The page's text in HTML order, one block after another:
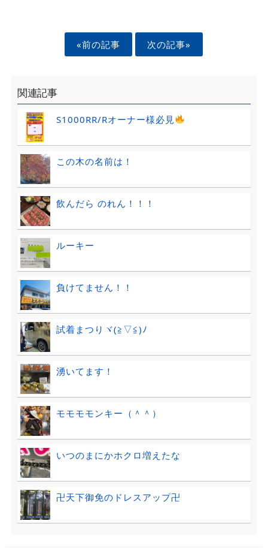
«前の記事 次の記事»
関連記事
S1000RR/Rオーナー様必見
この木の名前は！
飲んだら のれん！！！
ルーキー
負けてません！！
試着まつりヾ(≧▽≦)ﾉ
湧いてます！
モモモモンキー（＾＾）
いつのまにかホクロ増えたな
卍天下御免のドレスアップ卍